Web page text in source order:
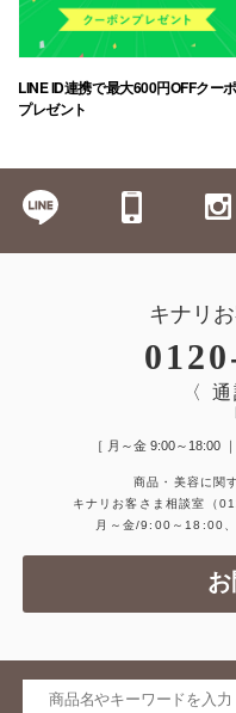
LINE ID連携で最大600円OFFクー
プレゼント
キナリ
〈
［ 月～金 9:00～18:00
商品・美容に関
キナリお客さま相談室
（
月～金/9:00～18:00